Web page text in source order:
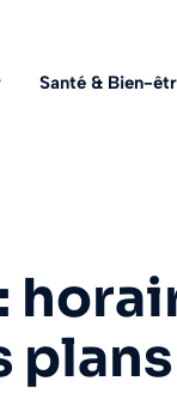
Santé & Bien-
plans